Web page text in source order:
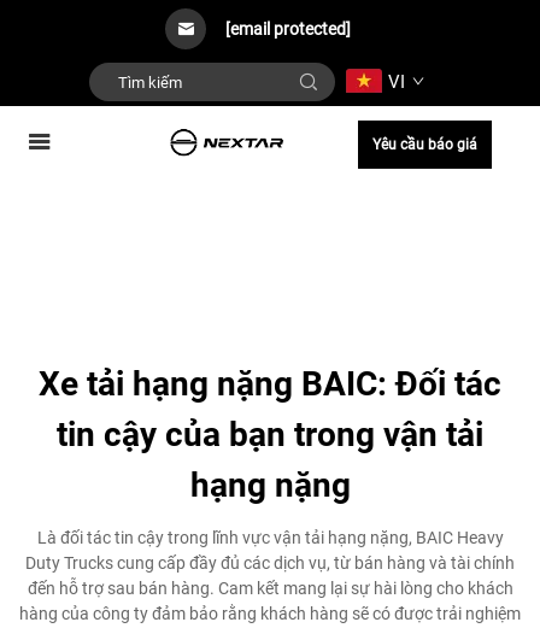
[email protected]
VI
Yêu cầu báo giá
Xe tải hạng nặng BAIC: Đối tác
tin cậy của bạn trong vận tải
hạng nặng
Là đối tác tin cậy trong lĩnh vực vận tải hạng nặng, BAIC Heavy
Duty Trucks cung cấp đầy đủ các dịch vụ, từ bán hàng và tài chính
đến hỗ trợ sau bán hàng. Cam kết mang lại sự hài lòng cho khách
hàng của công ty đảm bảo rằng khách hàng sẽ có được trải nghiệm